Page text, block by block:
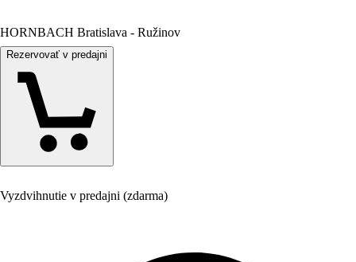
HORNBACH Bratislava - Ružinov
Rezervovať v predajni
Vyzdvihnutie v predajni (zdarma)